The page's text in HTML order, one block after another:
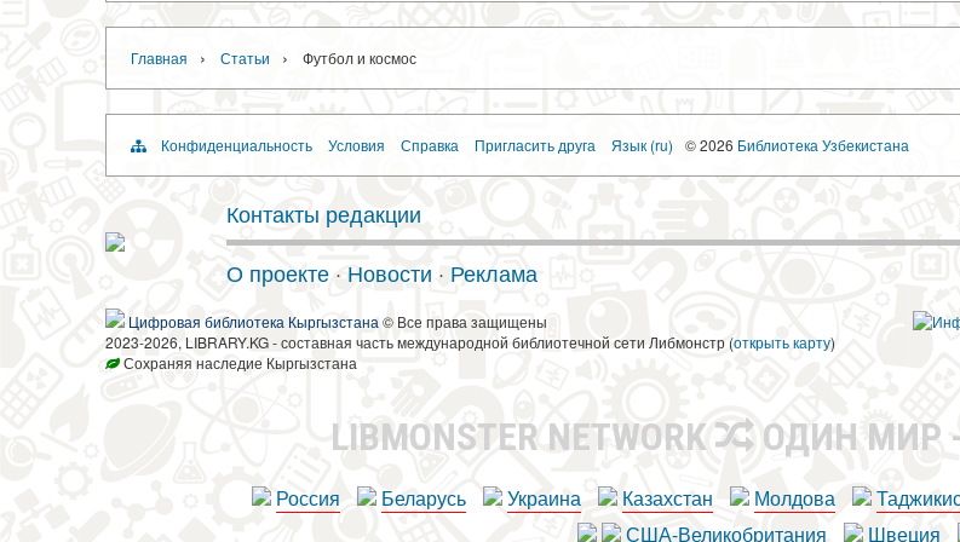
Главная › Статьи › Футбол и космос
Конфиденциальность Условия Справка Пригласить друга Язык (ru) © 2026 Библиотека Узбекистана
Контакты редакции
О проекте · Новости · Реклама
Цифровая библиотека Кыргызстана © Все права защищены
2023-2026, LIBRARY.KG - составная часть международной библиотечной сети Либмонстр (открыть карту)
Сохраняя наследие Кыргызстана
LIBMONSTER NETWORK ОДИН МИР
Россия Беларусь Украина Казахстан Молдова
США-Великобритания
Швеция